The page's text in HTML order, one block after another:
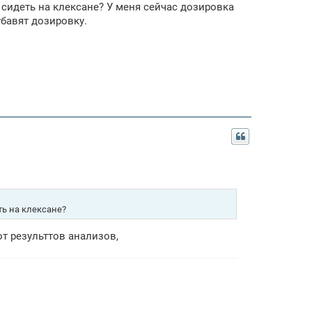
на клексане? У меня сейчас дозировка
дозировку.
на клексане?
результтов анализов,